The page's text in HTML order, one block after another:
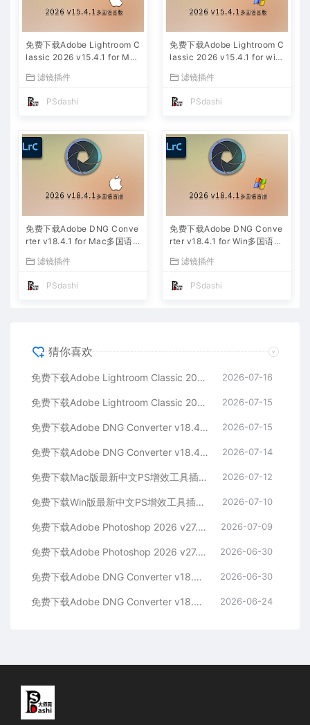
免费下载Adobe Lightroom C
lassic 2026 v15.4.1 for Mac
安装包摄影后期照片图片编辑
工具
滤镜插件
PSdashi
免费下载Adobe Lightroom C
lassic 2026 v15.4.1 for win
安装包摄影后期照片图片编辑
工具
滤镜插件
PSdashi
免费下载Adobe DNG Conve
rter v18.4.1 for Mac多国语
照片格式转换器Lrc数字负片P
滤镜插件
PSdashi
免费下载Adobe DNG Conve
rter v18.4.1 for Win多国语言
片格式转换器Lrc数字负片PS
滤镜插件
PSdashi
猜你喜欢
免费下载Adobe Lightroom Classic 2026 v15.4.1 for Mac多国语言版中文LrC软件激活安装包摄影后期照片图片编辑工具 2026-07-16
免费下载Adobe Lightroom Classic 2026 v15.4.1 for win多国语言版中文LrC软件激活安装包摄影后期照片图片编辑工具 2026-07-15
免费下载Adobe DNG Converter v18.4.1 for Mac多国语言中文版安装包图片RAW相机照片格式转换器Lrc数字负片PS插件软件工具 2026-07-15
免费下载Adobe DNG Converter v18.4.1 for Win多国语言中文版安装包图片RAW相机照片格式转换器Lrc数字负片PS插件软件工具 2026-07-14
免费下载Mac版最新中文PS增效工具插件Adobe Camera Raw 2026 ACR v18.4.1 摄影后期一键安装包预设Lrc照片文件文档格式打开处理编辑 2026-07-12
免费下载Win版最新中文PS增效工具插件Adobe Camera Raw 2026 ACR v18.4.1 摄影后期一键安装包预设Lrc照片文件文档格式打开处理编辑 2026-07-10
免费下载Adobe Photoshop 2026 v27.8.0.13 for MAC多国语言版正式中文最新PS软件激活一键安装包Ai智能修图设计师平面设计工具 2026-07-09
免费下载Adobe Photoshop 2026 v27.8.0.13 for win多国语言版正式中文最新PS软件激活一键安装包Ai智能修图设计师平面设计工具 2026-06-30
免费下载Adobe DNG Converter v18.4.0 for Mac多国语言中文版安装包图片RAW相机照片格式转换器Lrc数字负片PS插件软件工具 2026-06-30
免费下载Adobe DNG Converter v18.4.0 for Win多国语言中文版安装包图片RAW相机照片格式转换器Lrc数字负片PS插件软件工具 2026-06-24